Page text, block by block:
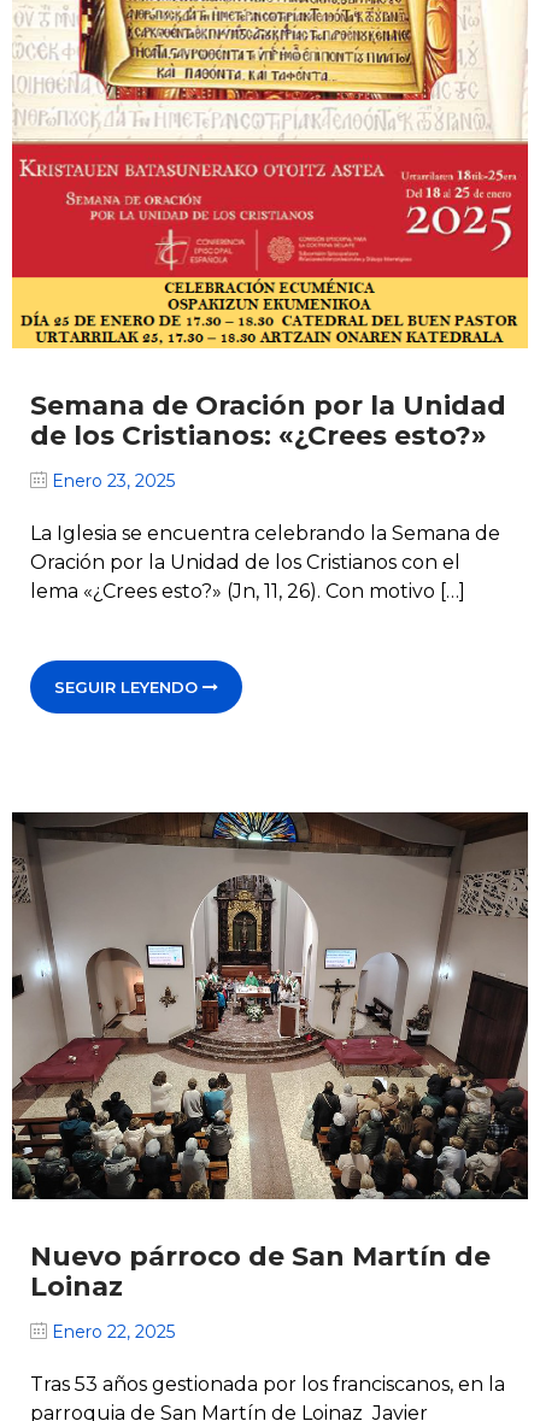
Semana de Oración por la Unidad
de los Cristianos: «¿Crees esto?»
Enero 23, 2025
La Iglesia se encuentra celebrando la Semana de
Oración por la Unidad de los Cristianos con el
lema «¿Crees esto?» (Jn, 11, 26). Con motivo […]
SEGUIR LEYENDO
Nuevo párroco de San Martín de
Loinaz
Enero 22, 2025
Tras 53 años gestionada por los franciscanos, en la
parroquia de San Martín de Loinaz Javier